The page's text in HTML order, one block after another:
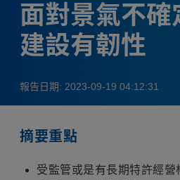
面對景氣不確
建設有韌性
報告日期: 2023-09-19 04:12:31
摘要重點
受監管或是有長期特許經